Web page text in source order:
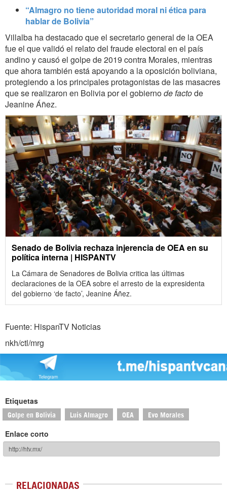
“Almagro no tiene autoridad moral ni ética para
hablar de Bolivia”
Villalba ha destacado que el secretario general de la OEA
fue el que validó el relato del fraude electoral en el país
andino y causó el golpe de 2019 contra Morales, mientras
que ahora también está apoyando a la oposición boliviana,
protegiendo a los principales protagonistas de las masacres
que se realizaron en Bolivia por el gobiernode factode
Jeanine Áñez.
Senado de Bolivia rechaza injerencia de OEA en su
política interna | HISPANTV
La Cámara de Senadores de Bolivia critica las últimas
declaraciones de la OEA sobre el arresto de la expresidenta
del gobierno ‘de facto’, Jeanine Áñez.
Fuente: HispanTV Noticias
nkh/ctl/mrg
Etiquetas
Golpe en Bolivia Luis Almagro OEA Evo Morales
Enlace corto
RELACIONADAS